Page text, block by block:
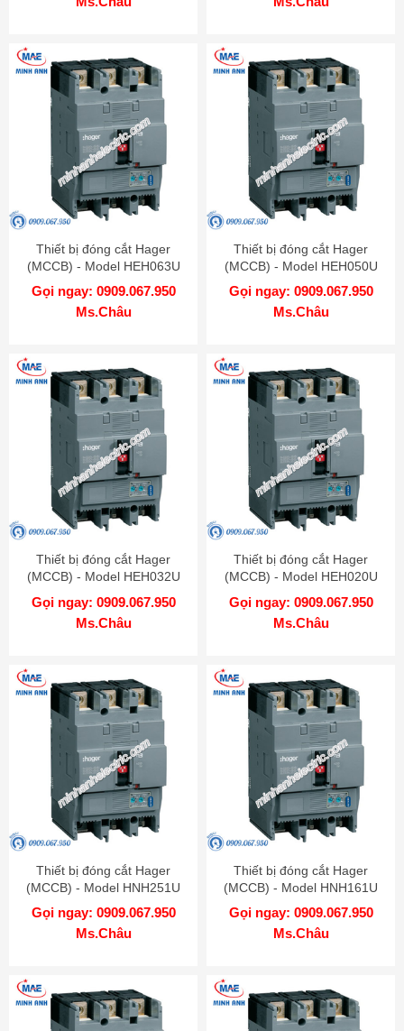
Thiết bị đóng cắt Hager
(MCCB) - Model HEH063U
Gọi ngay: 0909.067.950
Ms.Châu
Thiết bị đóng cắt Hager
(MCCB) - Model HEH050U
Gọi ngay: 0909.067.950
Ms.Châu
Thiết bị đóng cắt Hager
(MCCB) - Model HEH032U
Gọi ngay: 0909.067.950
Ms.Châu
Thiết bị đóng cắt Hager
(MCCB) - Model HEH020U
Gọi ngay: 0909.067.950
Ms.Châu
Thiết bị đóng cắt Hager
(MCCB) - Model HNH251U
Gọi ngay: 0909.067.950
Ms.Châu
Thiết bị đóng cắt Hager
(MCCB) - Model HNH161U
Gọi ngay: 0909.067.950
Ms.Châu